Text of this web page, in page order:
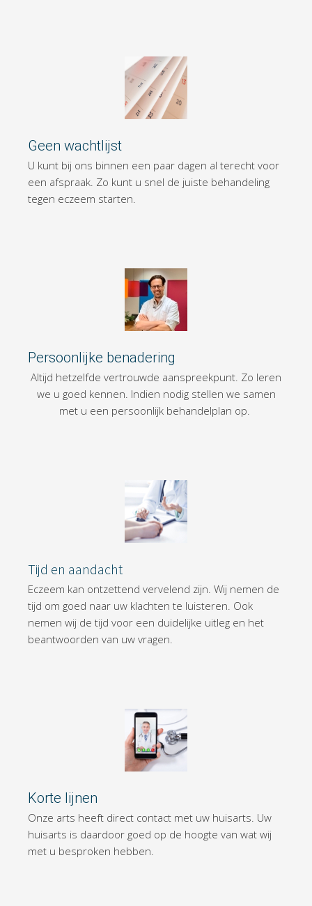
Geen wachtlijst
U kunt bij ons binnen een paar dagen al terecht voor
een afspraak. Zo kunt u snel de juiste behandeling
tegen eczeem starten.
Persoonlijke benadering
Altijd hetzelfde vertrouwde aanspreekpunt. Zo leren
we u goed kennen. Indien nodig stellen we samen
met u een persoonlijk behandelplan op.
Tijd en aandacht
Eczeem kan ontzettend vervelend zijn. Wij nemen de
tijd om goed naar uw klachten te luisteren. Ook
nemen wij de tijd voor een duidelijke uitleg en het
beantwoorden van uw vragen.
Korte lijnen
Onze arts heeft direct contact met uw huisarts. Uw
huisarts is daardoor goed op de hoogte van wat wij
met u besproken hebben.